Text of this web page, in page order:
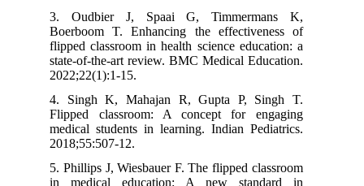
3. Oudbier J, Spaai G, Timmermans K,
Boerboom T. Enhancing the effectiveness of
flipped classroom in health science education: a
state-of-the-art review. BMC Medical Education.
2022;22(1):1-15.
4. Singh K, Mahajan R, Gupta P, Singh T.
Flipped classroom: A concept for engaging
medical students in learning. Indian Pediatrics.
2018;55:507-12.
5. Phillips J, Wiesbauer F. The flipped classroom
in medical education: A new standard in